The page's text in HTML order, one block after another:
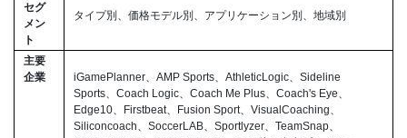
セグ
メン
ト
タイプ別、価格モデル別、アプリケーション別、地域別
主要
企業
iGamePlanner、AMP Sports、AthleticLogic、Sideline
Sports、Coach Logic、Coach Me Plus、Coach's Eye、
Edge10、Firstbeat、Fusion Sport、VisualCoaching、
Siliconcoach、SoccerLAB、Sportlyzer、TeamSnap、